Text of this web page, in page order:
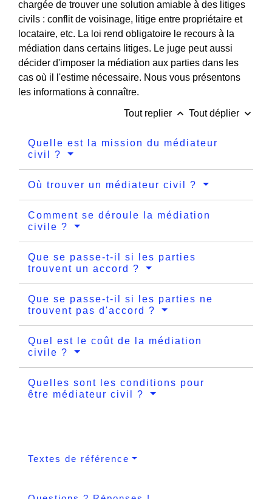
chargée de trouver une solution amiable à des litiges
civils : conflit de voisinage, litige entre propriétaire et
locataire, etc. La loi rend obligatoire le recours à la
médiation dans certains litiges. Le juge peut aussi
décider d'imposer la médiation aux parties dans les
cas où il l'estime nécessaire. Nous vous présentons
les informations à connaître.
Tout replier keyboard_arrow_up Tout déplier keyboard_arrow_down
Quelle est la mission du médiateur
civil ?
Où trouver un médiateur civil ?
Comment se déroule la médiation
civile ?
Que se passe-t-il si les parties
trouvent un accord ?
Que se passe-t-il si les parties ne
trouvent pas d'accord ?
Quel est le coût de la médiation
civile ?
Quelles sont les conditions pour
être médiateur civil ?
Textes de référence